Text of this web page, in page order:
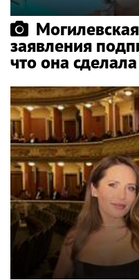
заявления
что она